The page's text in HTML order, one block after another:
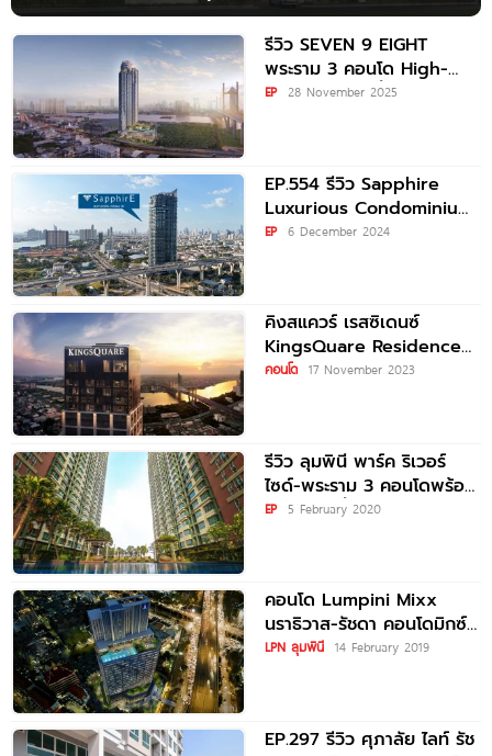
รีวิว SEVEN 9 EIGHT
พระราม 3 คอนโด High-
Rise วิวโค้งแม่น้ำเจ้าพระยา
EP 28 November 2025
EP.554 รีวิว Sapphire
Luxurious Condominium
Rama 3 คอนโดใหม่พร้อมอยู่
EP 6 December 2024
คิงสแควร์ เรสซิเดนซ์
KingsQuare Residence
คอนโดมิเนียมระดับ Luxury
คอนโด 17 November 2023
รีวิว ลุมพินี พาร์ค ริเวอร์
ไซด์-พระราม 3 คอนโดพร้อม
อยู่ ติดแม่น้ำเจ้าพระยา ใกล้
EP 5 February 2020
คอนโด Lumpini Mixx
นราธิวาส-รัชดา คอนโดมิกซ์
ยูสใหม่จาก LPN ติด The
LPN ลุมพินี 14 February 2019
EP.297 รีวิว ศุภาลัย ไลท์ รัช